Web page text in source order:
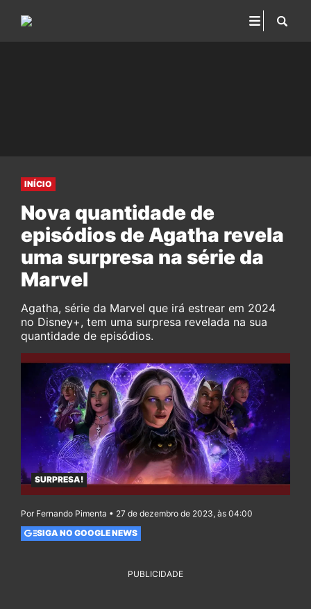
INÍCIO
Nova quantidade de
episódios de Agatha revela
uma surpresa na série da
Marvel
Agatha, série da Marvel que irá estrear em 2024
no Disney+, tem uma surpresa revelada na sua
quantidade de episódios.
SURPRESA!
Por Fernando Pimenta • 27 de dezembro de 2023, às 04:00
SIGA NO GOOGLE NEWS
PUBLICIDADE